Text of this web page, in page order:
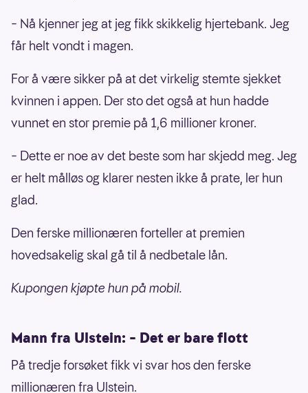
– Nå kjenner jeg at jeg fikk skikkelig hjertebank. Jeg
får helt vondt i magen.
For å være sikker på at det virkelig stemte sjekket
kvinnen i appen. Der sto det også at hun hadde
vunnet en stor premie på 1,6 millioner kroner.
– Dette er noe av det beste som har skjedd meg. Jeg
er helt målløs og klarer nesten ikke å prate, ler hun
glad.
Den ferske millionæren forteller at premien
hovedsakelig skal gå til å nedbetale lån.
Kupongen kjøpte hun på mobil.
Mann fra Ulstein: – Det er bare flott
På tredje forsøket fikk vi svar hos den ferske
millionæren fra Ulstein.